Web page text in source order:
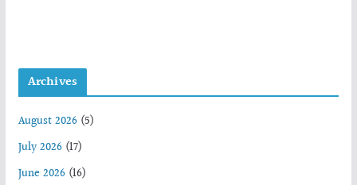
Archives
August 2026(5)
July 2026(17)
June 2026(16)